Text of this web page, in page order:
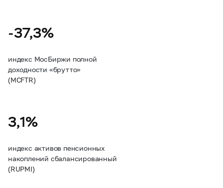
-37,3%
индекс МосБиржи полной
доходности «брутто»
(MCFTR)
3,1%
индекс активов пенсионных
накоплений сбалансированный
(RUPMI)